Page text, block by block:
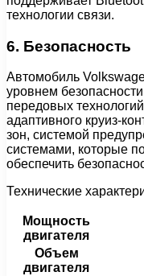
технологии связи.
6. Безопасность
Автомобиль
уровнем
передовых
адаптивного круиз-
зон, системой
системами, которые
обеспечить
Технические
Мощность
двигателя
Объем
двигателя